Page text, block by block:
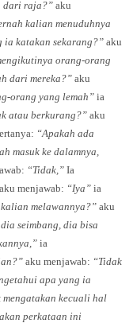
dari raja?” aku
kalian menuduhnya
ia katakan sekarang?” aku
orang-orang
dari mereka?” aku
orang yang lemah”ia
atau berkurang?”aku
“Apakah ada
masuk ke dalamnya,
“Tidak,” Ia
aku menjawab: “Iya” ia
melawannya?” aku
seimbang, dia bisa
ia
aku menjawab: “Tidak
apa yang ia
kecuali hal
perkataan ini